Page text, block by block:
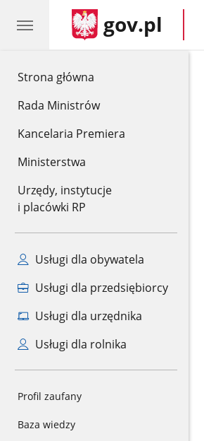
Strona główna
Rada Ministrów
Kancelaria Premiera
Ministerstwa
Urzędy, instytucje
i placówki RP
Usługi dla obywatela
Usługi dla przedsiębiorcy
Usługi dla urzędnika
Usługi dla rolnika
Profil zaufany
Baza wiedzy
gov.pl